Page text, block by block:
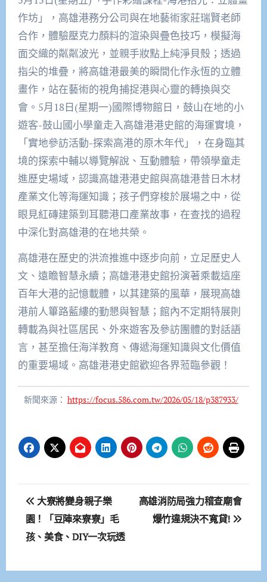
作坊」，高雄港務分公司與在地藝術家莊瑞賢老師
合作，體驗壓克力顏料的渲染與疊色技巧，模擬海
面交織的粼粼波光，並親手妝點上純淨貝殼；透過
指尖的堆疊，將高雄港最美的瞬間化作永恆的立體
畫作，站在藝術的視角捕捉港與心靈的轉換與交
會。5月18日(星期一)國際博物館日，鼓山在地的小
遊客-鼓山國小學童走入高雄港港史館的海運實境，
「實地參訪活動-探索高港的原木年代」，在身臨其
境的探索中輔以導覽解說、互動體驗，帶領學童走
進歷史場域，認識高雄港港史館與高雄港昔日木材
產業文化等海運知識；孩子們穿梭於展場之中，從
眼見紅磚建築到耳聽港口產業故事，在查找的過程
中深化對高雄港的在地共榮。
高雄港在歷史的洪流推進中逐步向前，立足歷史人
文、遠瞻智慧永續；高雄港港史館扮演著乘載這座
百年大港的記憶載體，以其建築的風華，展現高雄
港前人篳路藍縷的勤懇與智慧；館內不定期特展則
轉載為與社區居民、外來遊客及參訪團體的對話語
言，甚至擔任海洋教育、傳遞海運知識與文化價值
的重要場域。高雄港港史館歡迎各界蒞臨參觀！
新聞來源： https://focus.586.com.tw/2026/05/18/p387933/
文
章
導
覽
大寮將變身親子樂
園！「豆陣來寮寮」毛
孩、美食、DIY一次玩透
高雄消防局強力稽查廟會
爆竹違規決不寬貸!